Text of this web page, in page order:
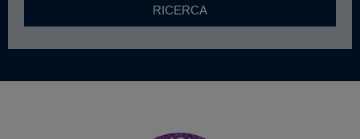
RICERCA